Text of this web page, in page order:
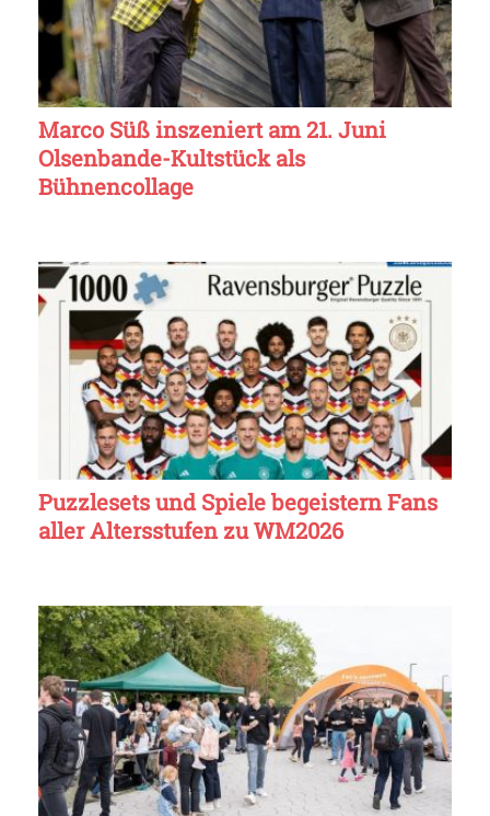
Marco Süß inszeniert am 21. Juni
Olsenbande-Kultstück als
Bühnencollage
Puzzlesets und Spiele begeistern Fans
aller Altersstufen zu WM2026